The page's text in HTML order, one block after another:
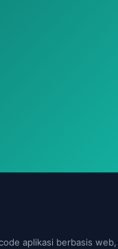
aplikasi berbasis web,